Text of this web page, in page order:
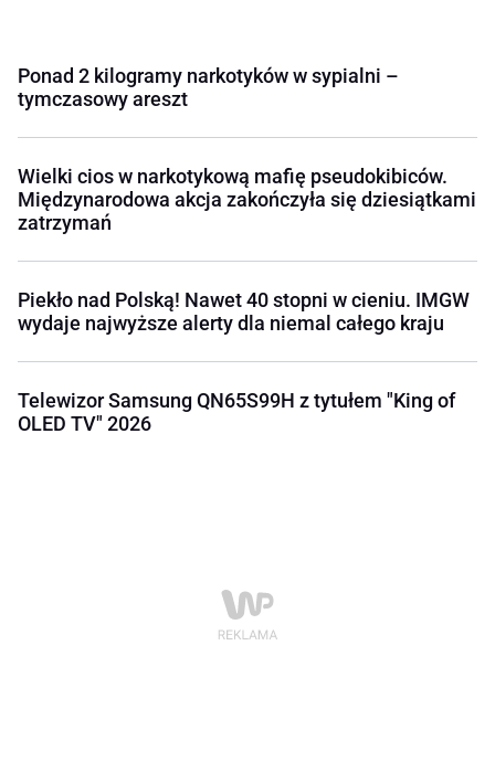
Ponad 2 kilogramy narkotyków w sypialni –
tymczasowy areszt
Wielki cios w narkotykową mafię pseudokibiców.
Międzynarodowa akcja zakończyła się dziesiątkami
zatrzymań
Piekło nad Polską! Nawet 40 stopni w cieniu. IMGW
wydaje najwyższe alerty dla niemal całego kraju
Telewizor Samsung QN65S99H z tytułem "King of
OLED TV" 2026